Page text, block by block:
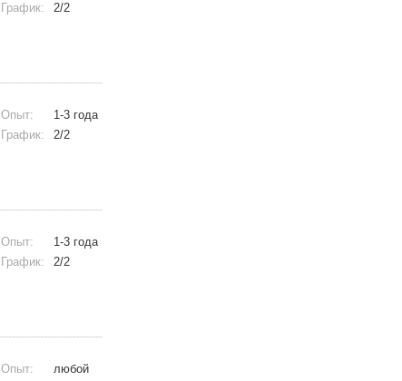
График:
2/2
Опыт:
1-3 года
График:
2/2
Опыт:
1-3 года
График:
2/2
Опыт:
любой